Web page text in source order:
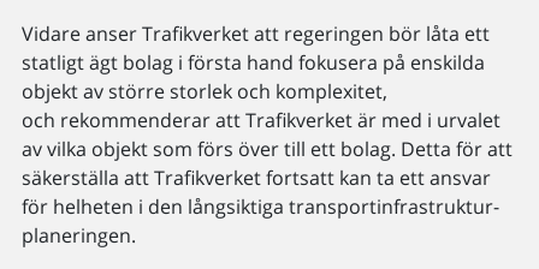
Vidare anser Trafikverket att regeringen bör låta ett
statligt ägt bolag i första hand fokusera på enskilda
objekt av större storlek och komplexitet,
och rekommenderar att Trafikverket är med i urvalet
av vilka objekt som förs över till ett bolag. Detta för att
säkerställa att Trafikverket fortsatt kan ta ett ansvar
för helheten i den långsiktiga transportinfrastruktur­
planeringen.